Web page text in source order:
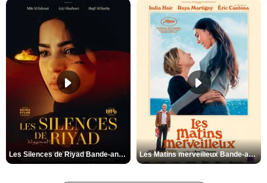
Les Silences de Riyad Bande-annonce VO STFR Les Matins merveilleux Bande-annonce VF